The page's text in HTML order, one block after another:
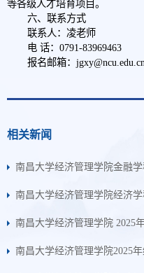
等各级人才培育项目。
六、联系方式
联系人：凌老师
电 话：0791-83969463
报名邮箱：jgxy@ncu.edu.cn
相关新闻
南昌大学经济管理学院金融
南昌大学经济管理学院经济
南昌大学经济管理学院 2025
南昌大学经济管理学院2025